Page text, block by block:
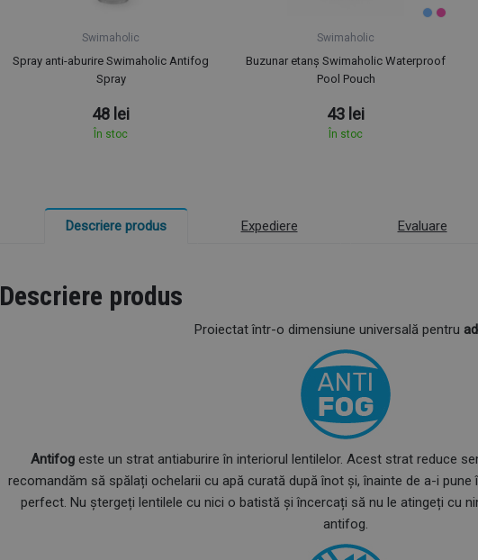
Swimaholic
Spray anti-aburire Swimaholic Antifog
Spray
48 lei
În stoc
Swimaholic
Buzunar etanș Swimaholic Waterproof
Pool Pouch
43 lei
În stoc
Descriere produs Expediere Evaluare
Descriere produs
Proiectat într-o dimensiune universală pentru
Antifogeste un strat antiaburire în interiorul lentilelor. Acest strat reduce
recomandăm să spălați ochelarii cu apă curată după înot și, înainte de a-i
perfect. Nu ștergeți lentilele cu nici o batistă și încercați să nu le atingeți cu
antifog.